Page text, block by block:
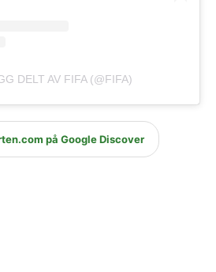
DELT AV FIFA (@FIFA)
på Google Discover